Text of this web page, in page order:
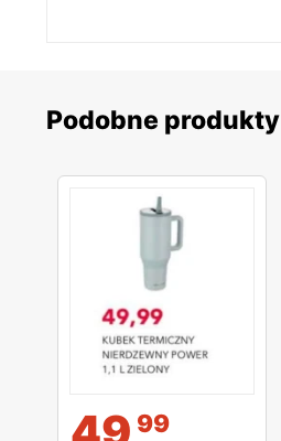
Podobne produkty
99